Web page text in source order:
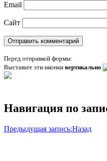
Email
Сайт
Перед отправкой формы:
Выставьте эти иконки вертикально
Навигация по
Предыдущая запись:Назад